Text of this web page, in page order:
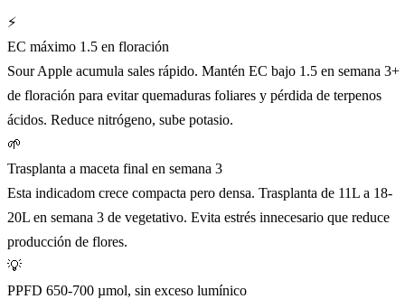
⚡
EC máximo 1.5 en floración
Sour Apple acumula sales rápido. Mantén EC bajo 1.5 en semana 3+
de floración para evitar quemaduras foliares y pérdida de terpenos
ácidos. Reduce nitrógeno, sube potasio.
🌱
Trasplanta a maceta final en semana 3
Esta indicadom crece compacta pero densa. Trasplanta de 11L a 18-
20L en semana 3 de vegetativo. Evita estrés innecesario que reduce
producción de flores.
💡
PPFD 650-700 µmol, sin exceso lumínico